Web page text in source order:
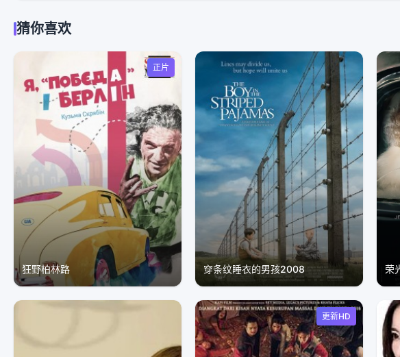
猜你喜欢
正片
狂野柏林路 穿条纹睡衣的男孩2008 荣
更新HD